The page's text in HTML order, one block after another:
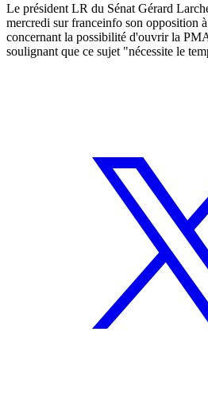
Le président LR du Sénat Gérard
mercredi sur franceinfo son opposition
concernant la possibilité d'ouvrir la
soulignant que ce sujet "nécessite le